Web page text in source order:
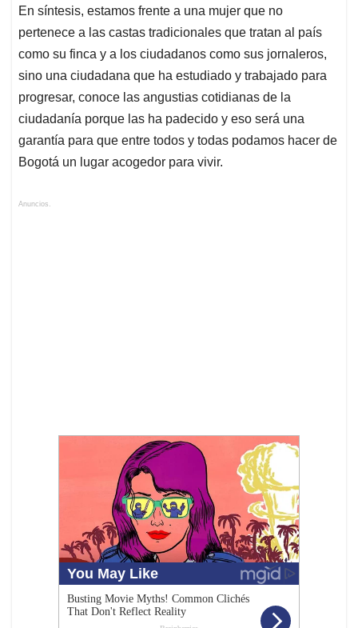
En síntesis, estamos frente a una mujer que no
pertenece a las castas tradicionales que tratan al país
como su finca y a los ciudadanos como sus jornaleros,
sino una ciudadana que ha estudiado y trabajado para
progresar, conoce las angustias cotidianas de la
ciudadanía porque las ha padecido y eso será una
garantía para que entre todos y todas podamos hacer de
Bogotá un lugar acogedor para vivir.
Anuncios.